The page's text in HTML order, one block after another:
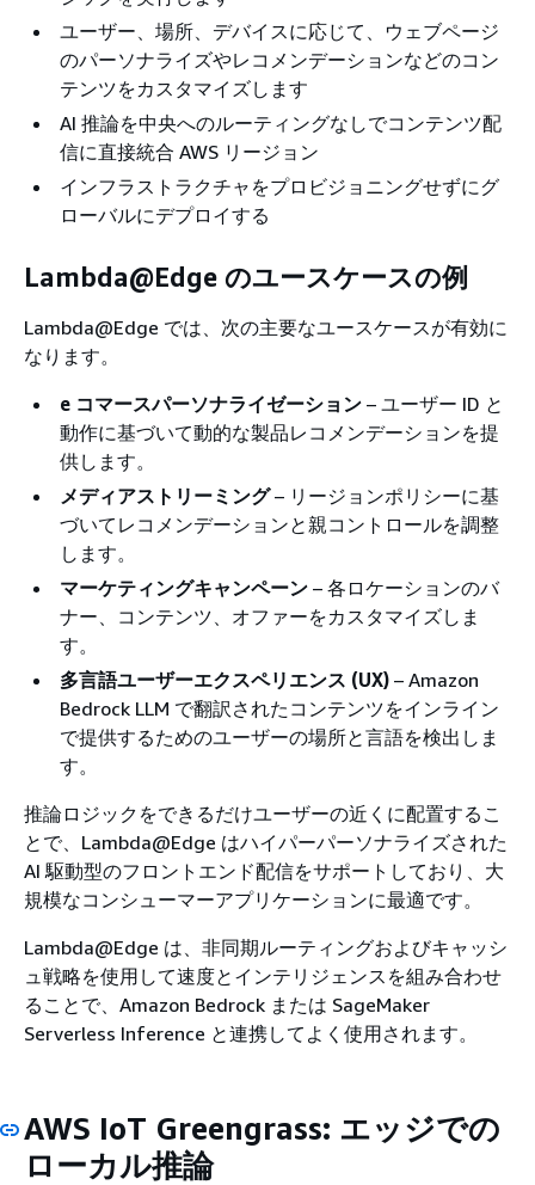
ユーザー、場所、デバイスに応じて、ウェブページ
のパーソナライズやレコメンデーションなどのコン
テンツをカスタマイズします
AI 推論を中央へのルーティングなしでコンテンツ配
信に直接統合 AWS リージョン
インフラストラクチャをプロビジョニングせずにグ
ローバルにデプロイする
Lambda@Edge のユースケースの例
Lambda@Edge では、次の主要なユースケースが有効に
なります。
e コマースパーソナライゼーション – ユーザー ID と
動作に基づいて動的な製品レコメンデーションを提
供します。
メディアストリーミング– リージョンポリシーに基
づいてレコメンデーションと親コントロールを調整
します。
マーケティングキャンペーン – 各ロケーションのバ
ナー、コンテンツ、オファーをカスタマイズしま
す。
多言語ユーザーエクスペリエンス (UX) – Amazon
Bedrock LLM で翻訳されたコンテンツをインライン
で提供するためのユーザーの場所と言語を検出しま
す。
推論ロジックをできるだけユーザーの近くに配置するこ
とで、Lambda@Edge はハイパーパーソナライズされた
AI 駆動型のフロントエンド配信をサポートしており、大
規模なコンシューマーアプリケーションに最適です。
Lambda@Edge は、非同期ルーティングおよびキャッシ
ュ戦略を使用して速度とインテリジェンスを組み合わせ
ることで、Amazon Bedrock または SageMaker
Serverless Inference と連携してよく使用されます。
AWS IoT Greengrass: エッジでの
ローカル推論